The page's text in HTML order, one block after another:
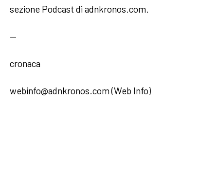
sezione Podcast di adnkronos.com.
—
cronaca
webinfo@adnkronos.com (Web Info)